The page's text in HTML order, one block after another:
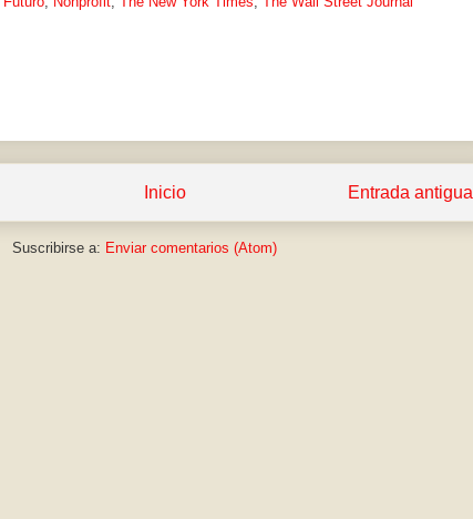
Entrada antigua
Inicio
Suscribirse a: Enviar comentarios (Atom)